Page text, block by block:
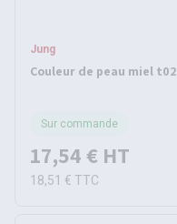
Jung
Couleur de peau miel t02
Sur commande
17,54 € HT
18,51 € TTC